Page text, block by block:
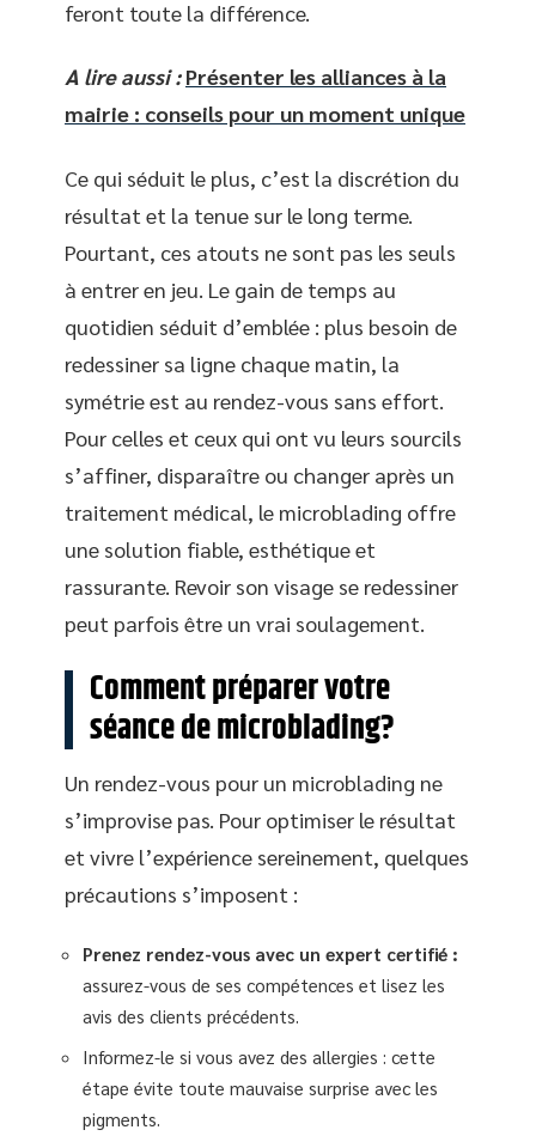
feront toute la différence.
A lire aussi : Présenter les alliances à la
mairie : conseils pour un moment unique
Ce qui séduit le plus, c’est la discrétion du
résultat et la tenue sur le long terme.
Pourtant, ces atouts ne sont pas les seuls
à entrer en jeu. Le gain de temps au
quotidien séduit d’emblée : plus besoin de
redessiner sa ligne chaque matin, la
symétrie est au rendez-vous sans effort.
Pour celles et ceux qui ont vu leurs sourcils
s’affiner, disparaître ou changer après un
traitement médical, le microblading offre
une solution fiable, esthétique et
rassurante. Revoir son visage se redessiner
peut parfois être un vrai soulagement.
Comment préparer votre
séance de microblading?
Un rendez-vous pour un microblading ne
s’improvise pas. Pour optimiser le résultat
et vivre l’expérience sereinement, quelques
précautions s’imposent :
Prenez rendez-vous avec un expert certifié :
assurez-vous de ses compétences et lisez les
avis des clients précédents.
Informez-le si vous avez des allergies : cette
étape évite toute mauvaise surprise avec les
pigments.